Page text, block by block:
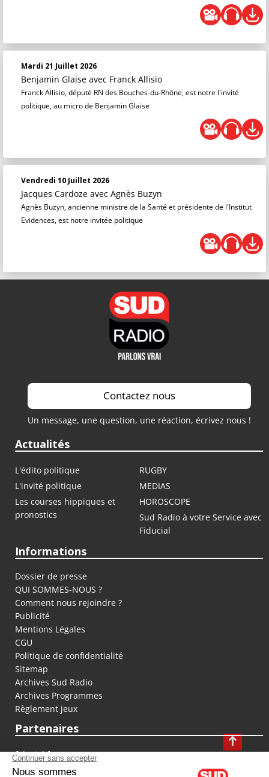
Mardi 21 Juillet 2026
Benjamin Glaise avec Franck Allisio
Franck Allisio, député RN des Bouches-du-Rhône, est notre l'invité
politique, au micro de Benjamin Glaise
Vendredi 10 Juillet 2026
Jacques Cardoze avec Agnès Buzyn
Agnès Buzyn, ancienne ministre de la Santé et présidente de l'Institut
Evidences, est notre invitée politique
Contactez nous
Un message, une question, une réaction, écrivez nous !
Actualités
L'édito politique
RUGBY
L'invité politique
MEDIAS
Les courses hippiques et
pronostics
HOROSCOPE
Sud Radio à votre Service avec
Fiducial
Informations
Dossier de presse
QUI SOMMES-NOUS ?
Comment nous rejoindre ?
Publicité
Mentions Légales
CGU
Politique de confidentialité
Sitemap
Archives Sud Radio
Archives Programmes
Règlement jeux
Partenaires
fiducial.fr
lyoncapitale.fr